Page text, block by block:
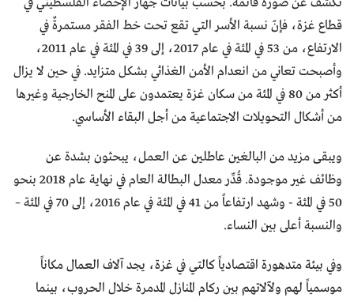
قطاع غزة، فإنّ نسبة الأسر التي تقع تحت خط الفقر مستمرةٌ في
الارتفاع، من 53 في المئة في عام 2017، إلى 39 في المئة في عام 2011،
وأصبحت تعاني من انعدام الأمن الغذائي بشكل متزايد. في حين لا يزال
أكثر من 80 في المئة من سكان غزة يعتمدون على المنح الخارجية وغيرها
من أشكال التحويلات الاجتماعية من أجل البقاء الأساسي.
ويبقى مزيد من البالغين عاطلين عن العمل، يبحثون بشدة عن
وظائف غير موجودة. قُدِّر معدل البطالة العام في نهاية عام 2018 بنحو
50 في المئة - وشهد ارتفاعاً من 41 في المئة في عام 2016، إلى 70 في المئة –
والنسبة أعلى بين النساء.
وفي بيئة متدهورة اقتصادياً كالتي في غزة، يجد آلاف العمال مكاناً
موسمياً لهم ولآلاتهم بين ركام المنازل المدمرة خلال الحروب، بينما